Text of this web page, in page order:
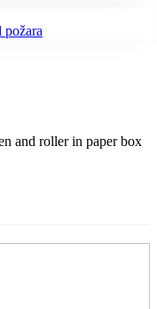
and roller in paper box